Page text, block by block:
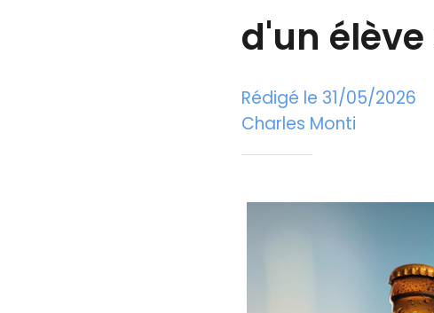
d'un élève
Rédigé le 31/05/2026
Charles Monti